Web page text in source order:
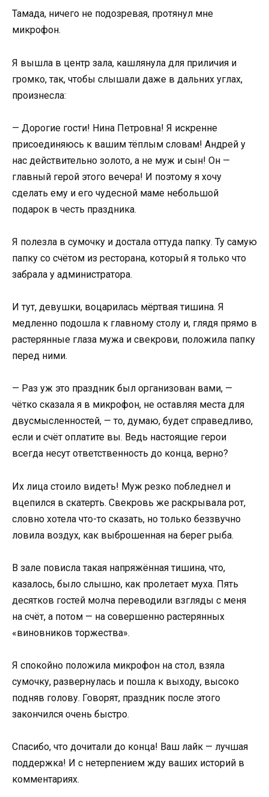
Тамада, ничего не подозревая, протянул мне
микрофон.
Я вышла в центр зала, кашлянула для приличия и
громко, так, чтобы слышали даже в дальних углах,
произнесла:
— Дорогие гости! Нина Петровна! Я искренне
присоединяюсь к вашим тёплым словам! Андрей у
нас действительно золото, а не муж и сын! Он —
главный герой этого вечера! И поэтому я хочу
сделать ему и его чудесной маме небольшой
подарок в честь праздника.
Я полезла в сумочку и достала оттуда папку. Ту самую
папку со счётом из ресторана, который я только что
забрала у администратора.
И тут, девушки, воцарилась мёртвая тишина. Я
медленно подошла к главному столу и, глядя прямо в
растерянные глаза мужа и свекрови, положила папку
перед ними.
— Раз уж это праздник был организован вами, —
чётко сказала я в микрофон, не оставляя места для
двусмысленностей, — то, думаю, будет справедливо,
если и счёт оплатите вы. Ведь настоящие герои
всегда несут ответственность до конца, верно?
Их лица стоило видеть! Муж резко побледнел и
вцепился в скатерть. Свекровь же раскрывала рот,
словно хотела что-то сказать, но только беззвучно
ловила воздух, как выброшенная на берег рыба.
В зале повисла такая напряжённая тишина, что,
казалось, было слышно, как пролетает муха. Пять
десятков гостей молча переводили взгляды с меня
на счёт, а потом — на совершенно растерянных
«виновников торжества».
Я спокойно положила микрофон на стол, взяла
сумочку, развернулась и пошла к выходу, высоко
подняв голову. Говорят, праздник после этого
закончился очень быстро.
Спасибо, что дочитали до конца! Ваш лайк — лучшая
поддержка! И с нетерпением жду ваших историй в
комментариях.